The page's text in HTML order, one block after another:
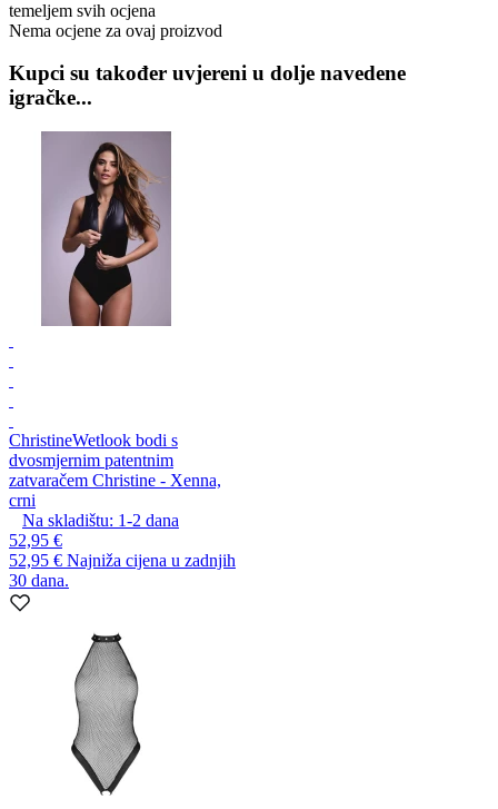
temeljem svih ocjena
Nema ocjene za ovaj proizvod
Kupci su također uvjereni u dolje navedene
igračke...
ChristineWetlook bodi s
dvosmjernim patentnim
zatvaračem Christine - Xenna,
crni
Na skladištu: 1-2 dana
52,95 €
52,95 € Najniža cijena u zadnjih
30 dana.